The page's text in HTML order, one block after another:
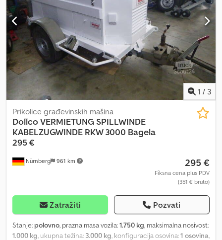
vučna sila 30 kN - Stabilizacija putem dve pojedinačno izvlačive i
spuštajuće potpore - Troškovi transporta 1380 € + PDV - Mnoge
dodatne opcije na upit, npr. sajla od 1000 metara +1590 € - Sklopivi
preusmerivač sa okretnim zglobom - Držač za preusmerivač
Chjdpfsikp Abox Apmja - Daljinsko upravljanje: napred,
zaustavljanje, rikverc (mogućnost bežičnog daljinskog upravljanja
itd.) Slobodno se obratite za dodatne informacije - Telefon
1 / 3
Nürnberg 961 km
Prikolice građevinskih mašina
DollcoVERMIETUNG SPILLWINDE
KABELZUGWINDE RKW 3000 Bagela
295 €
295 €
Fiksna cena plus PDV
(351 € bruto)
Zatražiti Pozvati
Stanje: polovno, prazna masa vozila:1.750 kg, maksimalna nosivost:
1.000 kg, ukupna težina: 3.000 kg, konfiguracija osovina:1 osovina,